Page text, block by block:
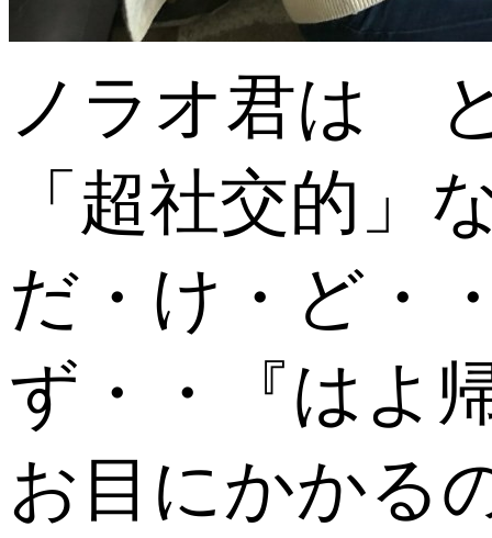
ノラオ君は
「超社交的」
だ・け・ど・
ず・・『はよ
お目にかか